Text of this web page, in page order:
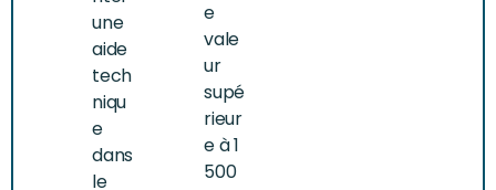
une
aide
tech
niqu
e
dans
le
e
vale
ur
supé
rieur
e à 1
500